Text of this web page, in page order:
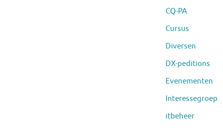
CQ-PA
Cursus
Diversen
DX-peditions
Evenementen
Interessegroep
itbeheer